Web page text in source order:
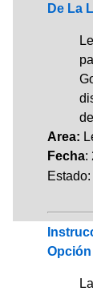
De La
Area:
Fecha:
Estado: